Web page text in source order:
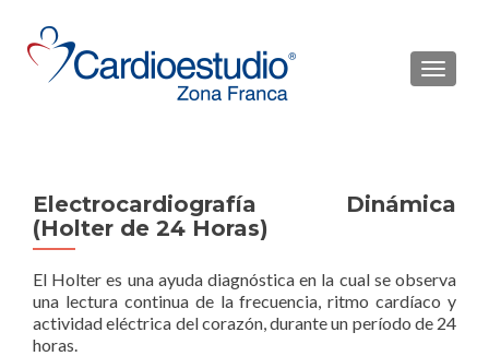
Electrocardiografía Dinámica
(Holter de 24 Horas)
El Holter es una ayuda diagnóstica en la cual se observa
una lectura continua de la frecuencia, ritmo cardíaco y
actividad eléctrica del corazón, durante un período de 24
horas.